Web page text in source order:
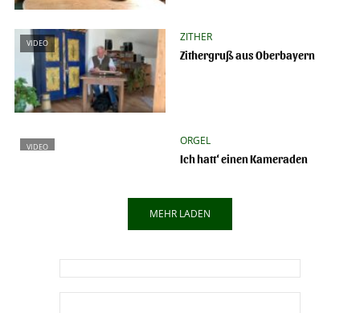
VIDEO
ZITHER
Zithergruß aus Oberbayern
VIDEO
ORGEL
Ich hatt‘ einen Kameraden
MEHR LADEN